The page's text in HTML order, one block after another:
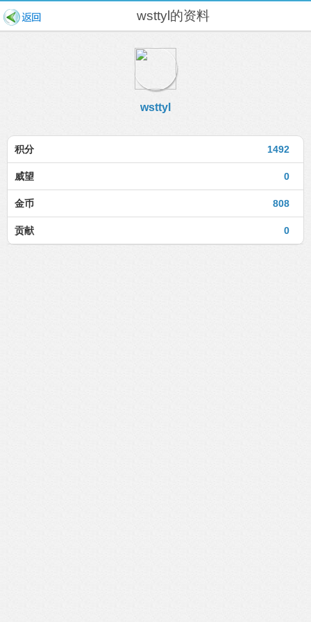
wsttyl的资料
wsttyl
1492
积分
0
威望
808
金币
0
贡献